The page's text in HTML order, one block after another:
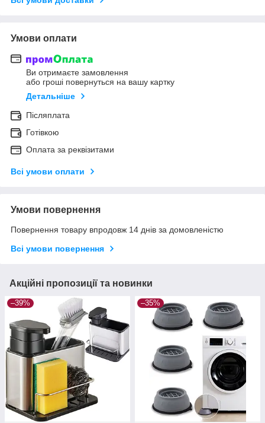
Умови оплати
Ви отримаєте замовлення
або гроші повернуться на вашу картку
Детальніше
Післяплата
Готівкою
Оплата за реквізитами
Всі умови оплати
Умови повернення
Повернення товару впродовж 14 днів за домовленістю
Всі умови повернення
Акційні пропозиції та новинки
–39% –35%